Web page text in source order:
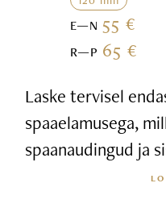
E—N 55 €
R—P 65 €
Laske tervisel
spaaelamusega,
spaanaudingud ja